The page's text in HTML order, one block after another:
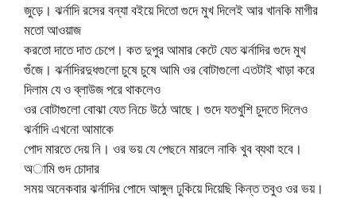
জুড়ে। ঝর্নাদি রসের বন্যা বইয়ে দিতো গুদে মুখ দিলেই আর খানকি মাগীর
মতো আওয়াজ
করতো দাতে দাত চেপে। কত দুপুর আমার কেটে যেত ঝর্নাদির গুদে মুখ
গুঁজে। ঝর্নাদিরদুধগুলো চুষে চুষে আমি ওর বোটাগুলো এতটাই খাড়া করে
দিলাম যে ও ব্লাউজ পরে থাকলেও
ওর বোটাগুলো বোঝা যেত নিচে উঠে আছে। গুদে যতখুশি চুদতে দিলেও
ঝর্নাদি এখনো আমাকে
পোদ মারতে দেয় নি। ওর ভয় যে পেছনে মারলে নাকি খুব ব্যথা হবে।
অামি গুদ চোদার
সময় অনেকবার ঝর্নাদির পোদে আঙ্গুল ঢুকিয়ে দিয়েছি কিন্ত তবুও ওর ভয়।